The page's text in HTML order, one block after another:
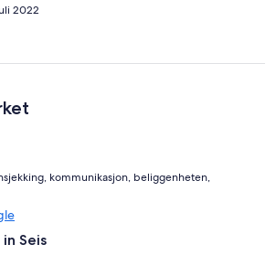
2022
kommunikasjon, beliggenheten,
Seis